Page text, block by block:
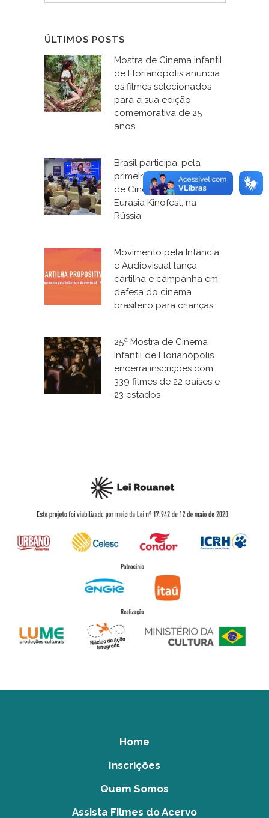
ÚLTIMOS POSTS
Mostra de Cinema Infantil
de Florianópolis anuncia
os filmes selecionados
para a sua edição
comemorativa de 25
anos
Brasil participa, pela
primeira vez, do Fórum
de Cinema e Educação, o
Eurásia Kinofest, na
Rússia
Movimento pela Infância
e Audiovisual lança
cartilha e campanha em
defesa do cinema
brasileiro para crianças
25ª Mostra de Cinema
Infantil de Florianópolis
encerra inscrições com
339 filmes de 22 países e
23 estados
Home
Inscrições
Quem Somos
Assista Filmes do Acervo